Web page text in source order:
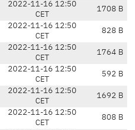
2022-11-16 12:50
CET
1708 B
2022-11-16 12:50
CET
828 B
2022-11-16 12:50
CET
1764 B
2022-11-16 12:50
CET
592 B
2022-11-16 12:50
CET
1692 B
2022-11-16 12:50
CET
808 B